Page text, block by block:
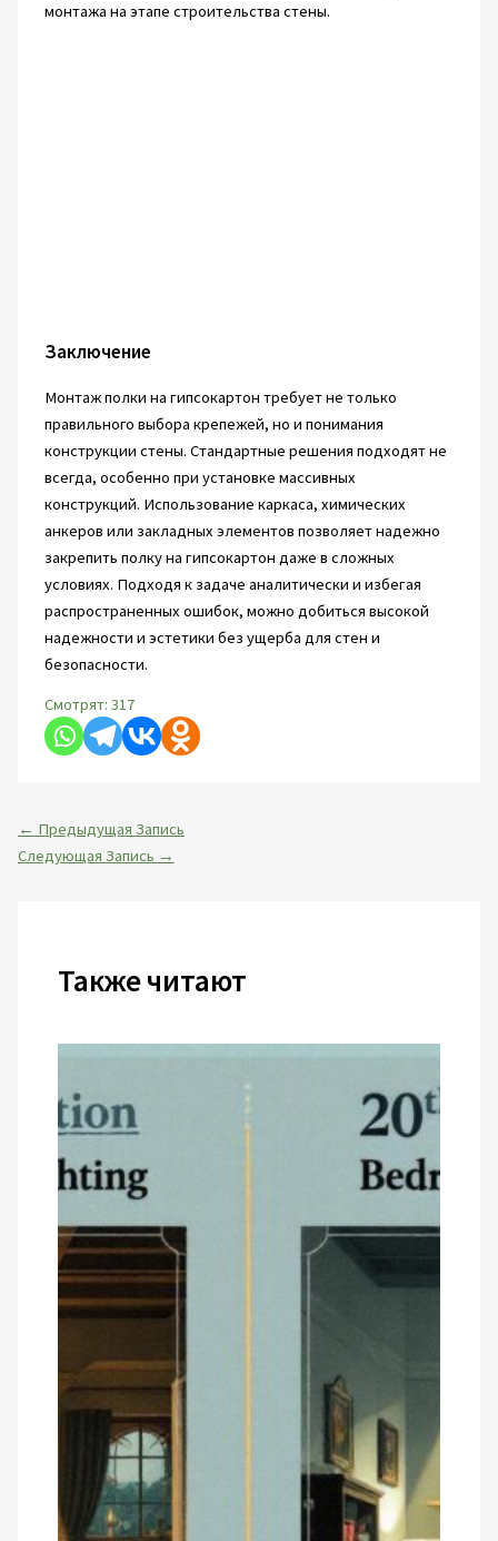
монтажа на этапе строительства стены.
Заключение
Монтаж полки на гипсокартон требует не только
правильного выбора крепежей, но и понимания
конструкции стены. Стандартные решения подходят не
всегда, особенно при установке массивных
конструкций. Использование каркаса, химических
анкеров или закладных элементов позволяет надежно
закрепить полку на гипсокартон даже в сложных
условиях. Подходя к задаче аналитически и избегая
распространенных ошибок, можно добиться высокой
надежности и эстетики без ущерба для стен и
безопасности.
Смотрят: 317
← Предыдущая Запись
Следующая Запись →
Также читают